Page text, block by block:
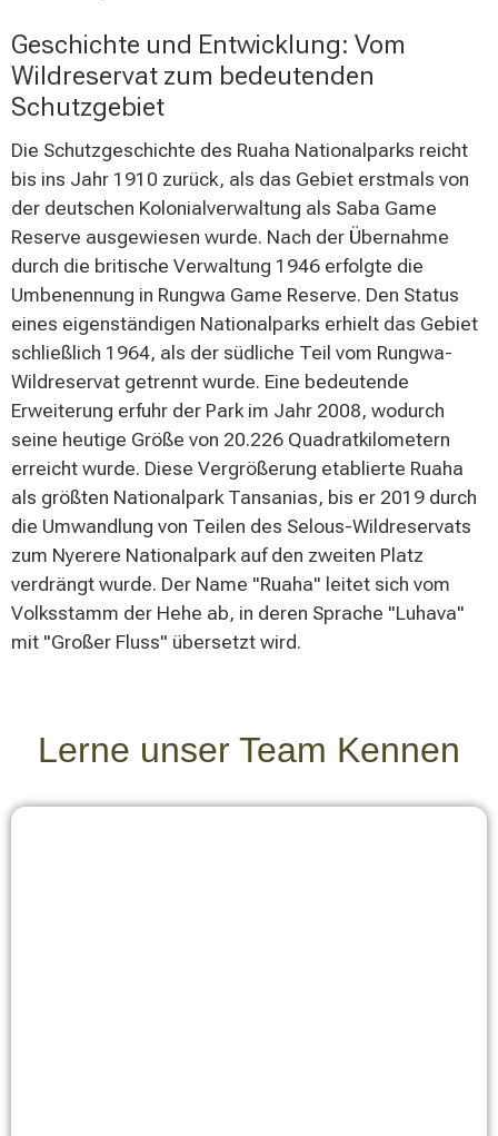
außergewöhnliche Vielfalt aus, mit über 1.650
registrierten Pflanzenarten. Charakteristisch sind die
ausgedehnten Miombo- und Akazienwälder sowie die
beeindruckenden Baobab-Bäume, die der Landschaft
ihre unverwechselbare Silhouette verleihen. Die
Landschaftsformen reichen von dichten Wäldern über
offene Savannen bis hin zu Flusslandschaften und
Hügelketten, wodurch verschiedenste Lebensräume für
unterschiedliche Tierarten entstehen.
Geschichte und Entwicklung: Vom
Wildreservat zum bedeutenden
Schutzgebiet
Die Schutzgeschichte des Ruaha Nationalparks reicht
bis ins Jahr 1910 zurück, als das Gebiet erstmals von
der deutschen Kolonialverwaltung als Saba Game
Reserve ausgewiesen wurde. Nach der Übernahme
durch die britische Verwaltung 1946 erfolgte die
Umbenennung in Rungwa Game Reserve. Den Status
eines eigenständigen Nationalparks erhielt das Gebiet
schließlich 1964, als der südliche Teil vom Rungwa-
Wildreservat getrennt wurde. Eine bedeutende
Erweiterung erfuhr der Park im Jahr 2008, wodurch
seine heutige Größe von 20.226 Quadratkilometern
erreicht wurde. Diese Vergrößerung etablierte Ruaha
als größten Nationalpark Tansanias, bis er 2019 durch
die Umwandlung von Teilen des Selous-Wildreservats
zum Nyerere Nationalpark auf den zweiten Platz
verdrängt wurde. Der Name "Ruaha" leitet sich vom
Volksstamm der Hehe ab, in deren Sprache "Luhava"
mit "Großer Fluss" übersetzt wird.
Lerne unser Team Kennen